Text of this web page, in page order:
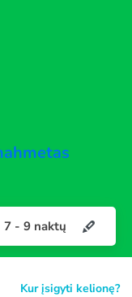
7 - 9 naktų
Kur įsigyti kelionę?